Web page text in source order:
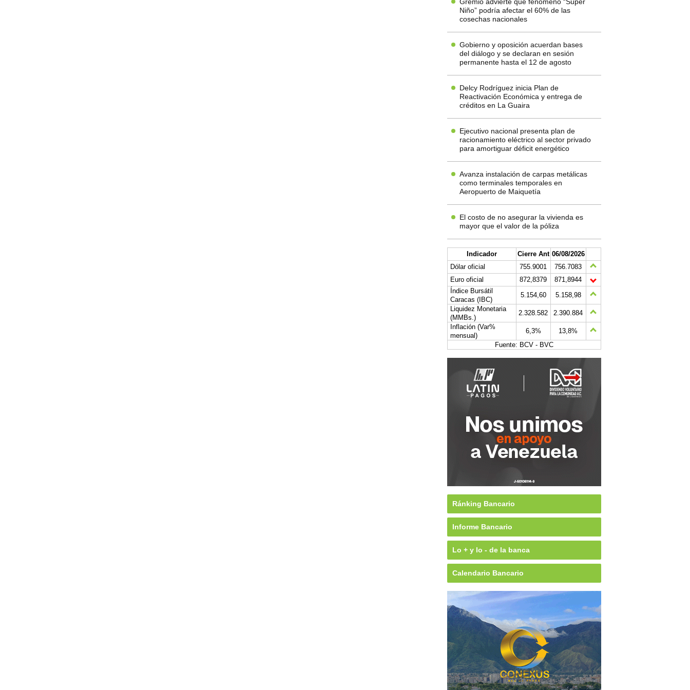
Niño” podría afectar el 60% de las
cosechas nacionales
Gobierno y oposición acuerdan bases
del diálogo y se declaran en sesión
permanente hasta el 12 de agosto
Delcy Rodríguez inicia Plan de
Reactivación Económica y entrega de
créditos en La Guaira
Ejecutivo nacional presenta plan de
racionamiento eléctrico al sector privado
para amortiguar déficit energético
Avanza instalación de carpas metálicas
como terminales temporales en
Aeropuerto de Maiquetía
El costo de no asegurar la vivienda es
mayor que el valor de la póliza
Indicador Cierre Ant 06/08/2026
Dólar oficial
755.9001
756.7083
Euro oficial
872,8379
871,8944
Índice Bursátil
Caracas (IBC)
5.154,60
5.158,98
Liquidez Monetaria
(MMBs.)
2.328.582
2.390.884
Inflación (Var%
mensual)
6,3%
13,8%
Fuente: BCV - BVC
Ránking Bancario
Informe Bancario
Lo + y lo - de la banca
Calendario Bancario